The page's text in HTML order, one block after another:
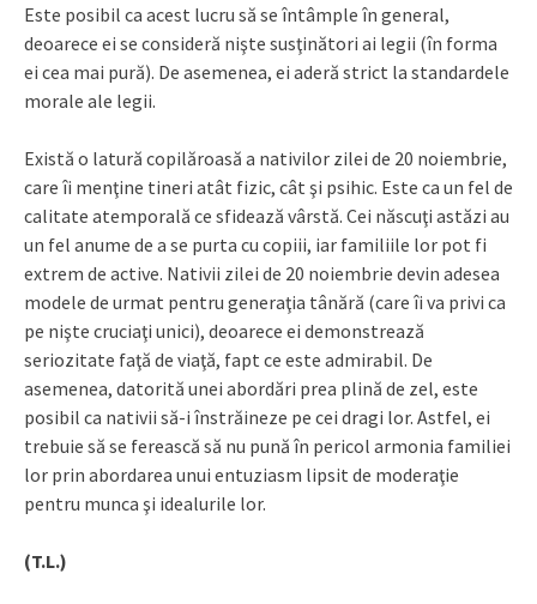
Este posibil ca acest lucru să se întâmple în general,
deoarece ei se consideră nişte susţinători ai legii (în forma
ei cea mai pură). De asemenea, ei aderă strict la standardele
morale ale legii.
Există o latură copilăroasă a nativilor zilei de 20 noiembrie,
care îi menţine tineri atât fizic, cât şi psihic. Este ca un fel de
calitate atemporală ce sfidează vârstă. Cei născuţi astăzi au
un fel anume de a se purta cu copiii, iar familiile lor pot fi
extrem de active. Nativii zilei de 20 noiembrie devin adesea
modele de urmat pentru generaţia tânără (care îi va privi ca
pe nişte cruciaţi unici), deoarece ei demonstrează
seriozitate faţă de viaţă, fapt ce este admirabil. De
asemenea, datorită unei abordări prea plină de zel, este
posibil ca nativii să-i înstrăineze pe cei dragi lor. Astfel, ei
trebuie să se ferească să nu pună în pericol armonia familiei
lor prin abordarea unui entuziasm lipsit de moderaţie
pentru munca şi idealurile lor.
(T.L.)